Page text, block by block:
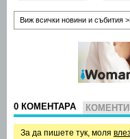
Виж всички новини и събития
0 КОМЕНТАРА
За да пишете тук, моля